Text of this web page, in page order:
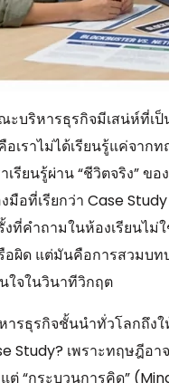
ะบริหารธุรกิจมีเสน่ห์ที่เ
เราไม่ได้เรียนรู้แค่จาก
เรียนรู้ผ่าน “ชีวิตจริง” ข
มือที่เรียกว่า Case
ที่คำถามในห้องเรียนไม่
ผิด แต่มันคือการสวมบท
ใจในวินาทีวิกฤต
รธุรกิจชั้นนำทั่วโลกถึงใ
Study? เพราะทฤษฎีอา
ต่ “กระบวนการคิด”